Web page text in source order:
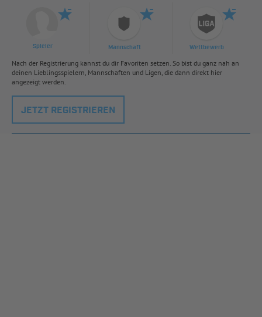
Spieler Mannschaft Wettbewerb
Nach der Registrierung kannst du dir Favoriten setzen. So bist du ganz nah an
deinen Lieblingsspielern, Mannschaften und Ligen, die dann direkt hier
angezeigt werden.
JETZT REGISTRIEREN